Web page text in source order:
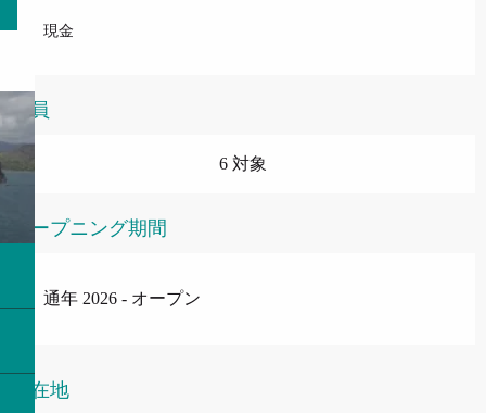
現金
定員
6 対象
オープニング期間
通年 2026 - オープン
所在地